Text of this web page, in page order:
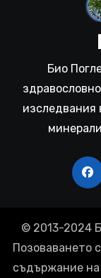
Био
изследвания
© 2013-2024
Позоваването
съдържание на